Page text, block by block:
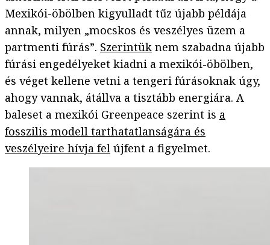
Mexikói-öbölben kigyulladt tűz újabb példája
annak, milyen „mocskos és veszélyes üzem a
partmenti fúrás”. Szerintük nem szabadna újabb
fúrási engedélyeket kiadni a mexikói-öbölben,
és véget kellene vetni a tengeri fúrásoknak úgy,
ahogy vannak, átállva a tisztább energiára. A
baleset a mexikói Greenpeace szerint is a
fosszilis modell tarthatatlanságára és
veszélyeire hívja fel újfent a figyelmet.